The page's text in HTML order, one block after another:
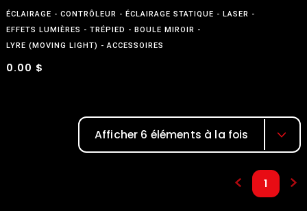
ÉCLAIRAGE CONTRÔLEUR ÉCLAIRAGE STATIQUE
LASER
EFFETS LUMIÈRES
TRÉPIED
BOULE MIROIR
LYRE (MOVING LIGHT)
ACCESSOIRES
0.00 $
Afficher 6 éléments à la fois
1